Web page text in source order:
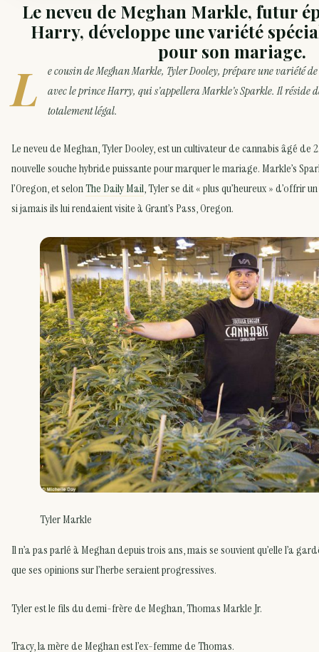
Le neveu de Meghan Markle, futur
Harry, développe une variété
pour son mariage.
L
e cousin de Meghan Markle, Tyler Dooley, prépare une variété
avec le prince Harry, qui s’appellera Markle’s Sparkle. Il réside
totalement légal.
Le neveu de Meghan, Tyler Dooley, est un cultivateur de cannabis âgé de
nouvelle souche hybride puissante pour marquer le mariage. Markle’s
l’Oregon, et selonThe Daily Mail, Tyler se dit « plus qu’heureux » d’offrir
si jamais ils lui rendaient visite à Grant’s Pass, Oregon.
Tyler Markle
Il n’a pas parlé à Meghan depuis trois ans, mais se souvient qu’elle l’a
que ses opinions sur l’herbe seraient progressives.
Tyler est le fils du demi-frère de Meghan, Thomas Markle Jr.
Tracy, la mère de Meghan est l’ex-femme de Thomas.